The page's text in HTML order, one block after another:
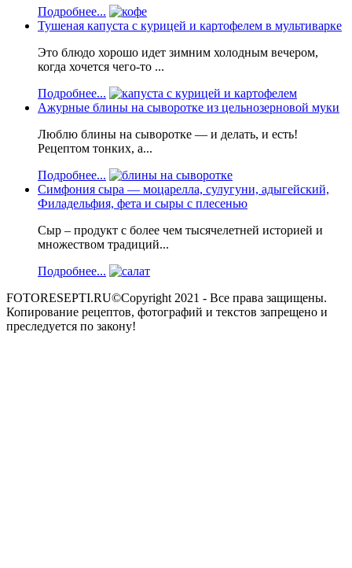
Подробнее...
Тушеная капуста с курицей и картофелем в мультиварке
Это блюдо хорошо идет зимним холодным вечером,
когда хочется чего-то ...
Подробнее...
Ажурные блины на сыворотке из цельнозерновой муки
Люблю блины на сыворотке — и делать, и есть!
Рецептом тонких, а...
Подробнее...
Симфония сыра — моцарелла, сулугуни, адыгейский,
Филадельфия, фета и сыры с плесенью
Сыр – продукт с более чем тысячелетней историей и
множеством традиций...
Подробнее...
FOTORESEPTI.RU©Copyright 2021 - Все права защищены.
Копирование рецептов, фотографий и текстов запрещено и
преследуется по закону!